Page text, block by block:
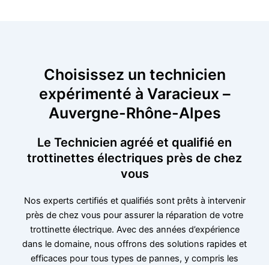
Choisissez un technicien
expérimenté à Varacieux –
Auvergne-Rhône-Alpes
Le Technicien agréé et qualifié en
trottinettes électriques près de chez
vous
Nos experts certifiés et qualifiés sont prêts à intervenir
près de chez vous pour assurer la réparation de votre
trottinette électrique. Avec des années d’expérience
dans le domaine, nous offrons des solutions rapides et
efficaces pour tous types de pannes, y compris les